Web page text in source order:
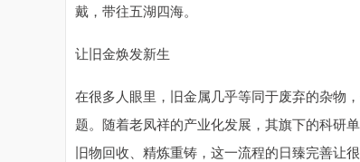
戴，带往五湖四海。
让旧金焕发新生
在很多人眼里，旧金属几乎等同于废弃的杂物
题。随着老凤祥的产业化发展，其旗下的科研
旧物回收、精炼重铸，这一流程的日臻完善